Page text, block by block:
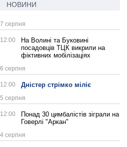
НОВИНИ
7 серпня
12:00
На Волині та Буковині
посадовців ТЦК викрили на
фіктивних мобілізаціях
6 серпня
12:00 Дністер стрімко міліє
5 серпня
12:00
Понад 30 цимбалістів зіграли на
Говерлі "Аркан"
4 серпня